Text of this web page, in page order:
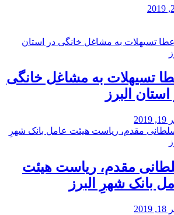
تسیهلات به مشاغل خانگی
البرز
مقدم، ریاست هیئت
بانک شهرِ البرز